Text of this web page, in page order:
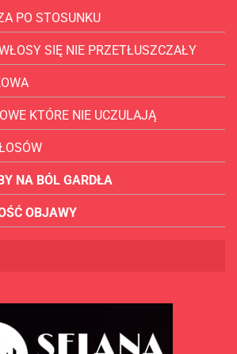
PO STOSUNKU
SIĘ NIE PRZETŁUSZCZAŁY
KTÓRE NIE UCZULAJĄ
NA BÓL GARDŁA
OBJAWY